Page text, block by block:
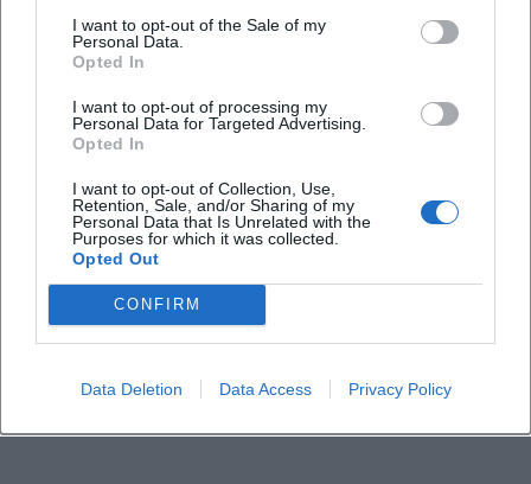
I want to opt-out of the Sale of my
Personal Data.
Opted In
I want to opt-out of processing my
Personal Data for Targeted Advertising.
Opted In
I want to opt-out of Collection, Use,
Retention, Sale, and/or Sharing of my
Personal Data that Is Unrelated with the
Purposes for which it was collected.
Opted Out
CONFIRM
Data Deletion Data Access Privacy Policy
buehne.de](https://kubus-buehne.de/?
Anfahrt und Parken am kubus Ursensollen
Die Anfahrt zum kubus Ursensollen ist einer der
größten praktischen Vorteile des Standorts. Die
Adresse Schulgasse 1 in 92289 Ursensollen ist
zentral im Ort verankert und zugleich überregional
gut angebunden. In der offiziellen Beschreibung
wird die direkte Autobahnanbindung an die A 6
hervorgehoben, die die Gemeinde in den
Verkehrsraum zwischen Paris, Nürnberg und Prag
nach Ursensollen ist nicht nur für Einheimische
Touren
16,00